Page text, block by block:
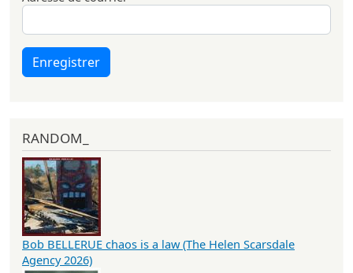
Enregistrer
RANDOM_
Bob BELLERUE chaos is a law (The Helen Scarsdale
Agency 2026)